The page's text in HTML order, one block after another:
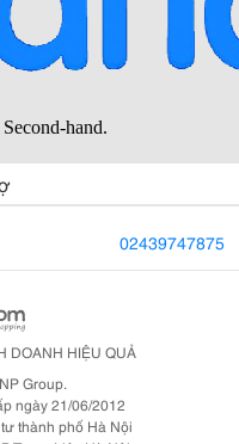
02439747875
DOANH HIỆU QUẢ
Group.
ngày 21/06/2012
thành phố Hà Nội